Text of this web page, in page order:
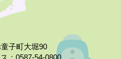
子町大堀90
：0587-54-0800